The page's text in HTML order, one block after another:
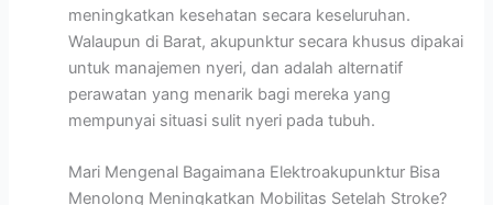
meningkatkan kesehatan secara keseluruhan.
Walaupun di Barat, akupunktur secara khusus dipakai
untuk manajemen nyeri, dan adalah alternatif
perawatan yang menarik bagi mereka yang
mempunyai situasi sulit nyeri pada tubuh.
Mari Mengenal Bagaimana Elektroakupunktur Bisa
Menolong Meningkatkan Mobilitas Setelah Stroke?